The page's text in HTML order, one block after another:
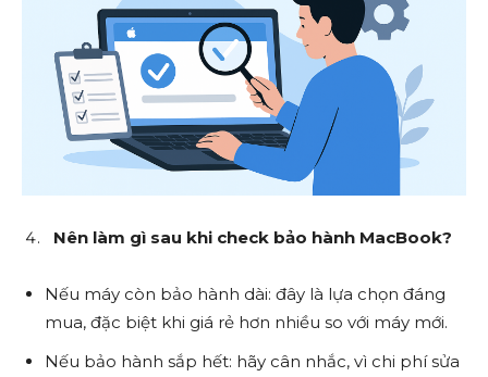
Nên làm gì sau khi check bảo hành MacBook?
Nếu máy còn bảo hành dài: đây là lựa chọn đáng
mua, đặc biệt khi giá rẻ hơn nhiều so với máy mới.
Nếu bảo hành sắp hết: hãy cân nhắc, vì chi phí sửa